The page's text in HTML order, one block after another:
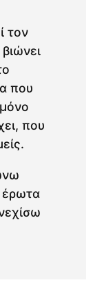
τον
που
που
έρωτα